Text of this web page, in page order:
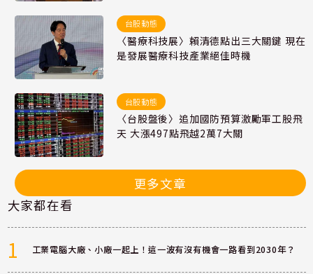
台股動態
〈醫療科技展〉賴清德點出三大關鍵 現在
是發展醫療科技產業絕佳時機
台股動態
〈台股盤後〉追加國防預算激勵軍工股飛
天 大漲497點飛越2萬7大關
更多文章
大家都在看
1 工業電腦大廠、小廠一起上！這一波有沒有機會一路看到2030年？